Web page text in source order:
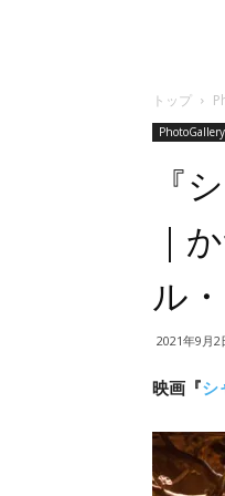
トップ
PhotoGallery
『
｜
ル
2021年9月2
映画『シ